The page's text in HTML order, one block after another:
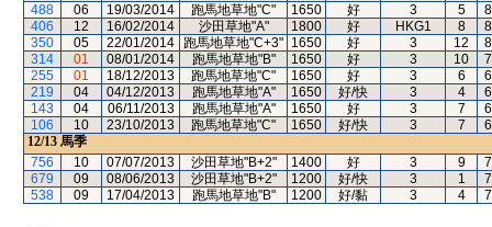
488
06 19/03/2014 跑馬地草地"C" 1650 好 3 5
406
12 16/02/2014 沙田草地"A" 1800 好 HKG1 8
350
05 22/01/2014 跑馬地草地"C+3" 1650 好 3 12
314
01 08/01/2014 跑馬地草地"B" 1650 好 3 10
255
01 18/12/2013 跑馬地草地"C" 1650 好 3 6
219
04 04/12/2013 跑馬地草地"A" 1650 好/快 3 4
143
04 06/11/2013 跑馬地草地"A" 1650 好 3 7
106
10 23/10/2013 跑馬地草地"C" 1650 好/快 3 7
12/13 馬季
756
10 07/07/2013 沙田草地"B+2" 1400 好 3 9
679
09 08/06/2013 沙田草地"B+2" 1200 好/快 3 1
538
09 17/04/2013 跑馬地草地"B" 1200 好/黏 3 4